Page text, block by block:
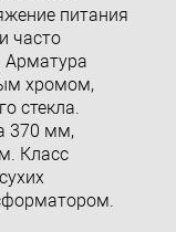
питания
часто
Арматура
хромом,
стекла.
370 мм,
Класс